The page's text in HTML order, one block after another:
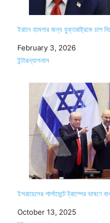
ইরানে হামলার জন্য যুক্তরাষ্ট্রকে চাপ
Date
February 3, 2026
In relation to
ইন্টারন্যাশনাল
ইসরায়েলের পার্লামেন্টে ট্রাম্পের ভাষণে
Date
October 13, 2025